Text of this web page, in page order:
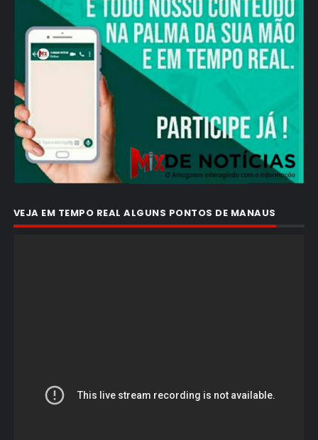
VEJA EM TEMPO REAL ALGUNS PONTOS DE MANAUS